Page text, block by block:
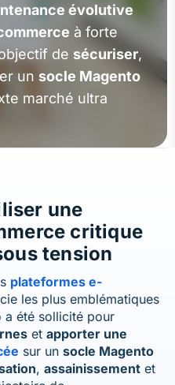
évolutive
à forte
de sécuriser,
un socle Magento
marché ultra
une
critique
tension
plateformes e-
les plus emblématiques
a été sollicité pour
et apporter une
sur un socle Magento
, assainissement et